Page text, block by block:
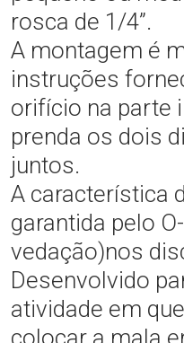
rosca de 1/4”.
A montagem é
instruções
orifício na parte
prenda os dois
juntos.
A característica
garantida pelo
vedação)nos
Desenvolvido
atividade em
colocar a mala